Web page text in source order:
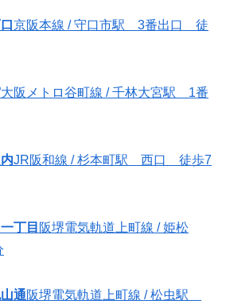
京阪本線 / 守口市駅 3番出口 徒
大阪メトロ谷町線 / 千林大宮駅 1番
JR阪和線 / 杉本町駅 西口 徒歩7
丁目 阪堺電気軌道上町線 / 姫松
通阪堺電気軌道上町線 / 松虫駅